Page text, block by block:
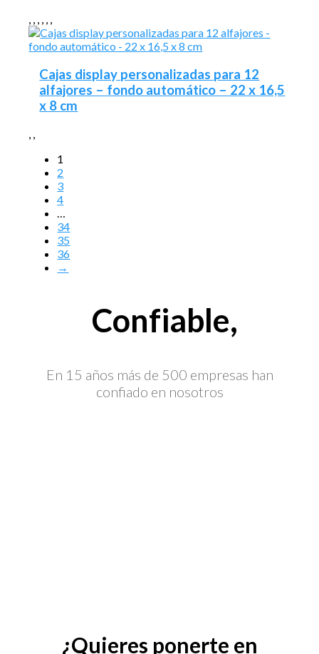
, , , , , ,
Cajas display personalizadas para 12
alfajores – fondo automático – 22 x 16,5
x 8 cm
1
2
3
4
34
35
36
→
Confiable,
En 15 años más de 500 empresas han
confiado en nosotros
¿Quieres ponerte en